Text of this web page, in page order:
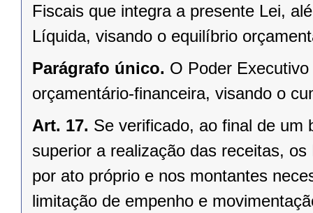
Fiscais que integra a presente Lei,
Líquida, visando o equilíbrio
Parágrafo único. O Poder
orçamentário-financeira, visando o
Art. 17. Se verificado, ao final de um
superior a realização das receitas,
por ato próprio e nos montantes
limitação de empenho e